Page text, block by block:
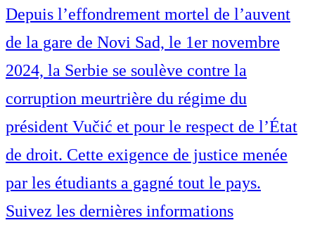
Depuis l’effondrement mortel de l’auvent
de la gare de Novi Sad, le 1er novembre
2024, la Serbie se soulève contre la
corruption meurtrière du régime du
président Vučić et pour le respect de l’État
de droit. Cette exigence de justice menée
par les étudiants a gagné tout le pays.
Suivez les dernières informations